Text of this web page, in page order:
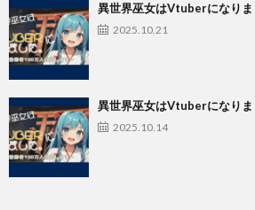
異世界巫女はVtuberになりま
2025.10.21
異世界巫女はVtuberになりま
2025.10.14